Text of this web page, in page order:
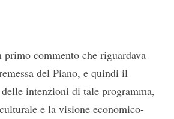
primo commento che riguardava
del Piano, e quindi il
intenzioni di tale programma,
e la visione economico-